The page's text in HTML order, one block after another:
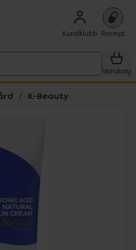
Kundklubb Recept
Varukorg
K-Beauty